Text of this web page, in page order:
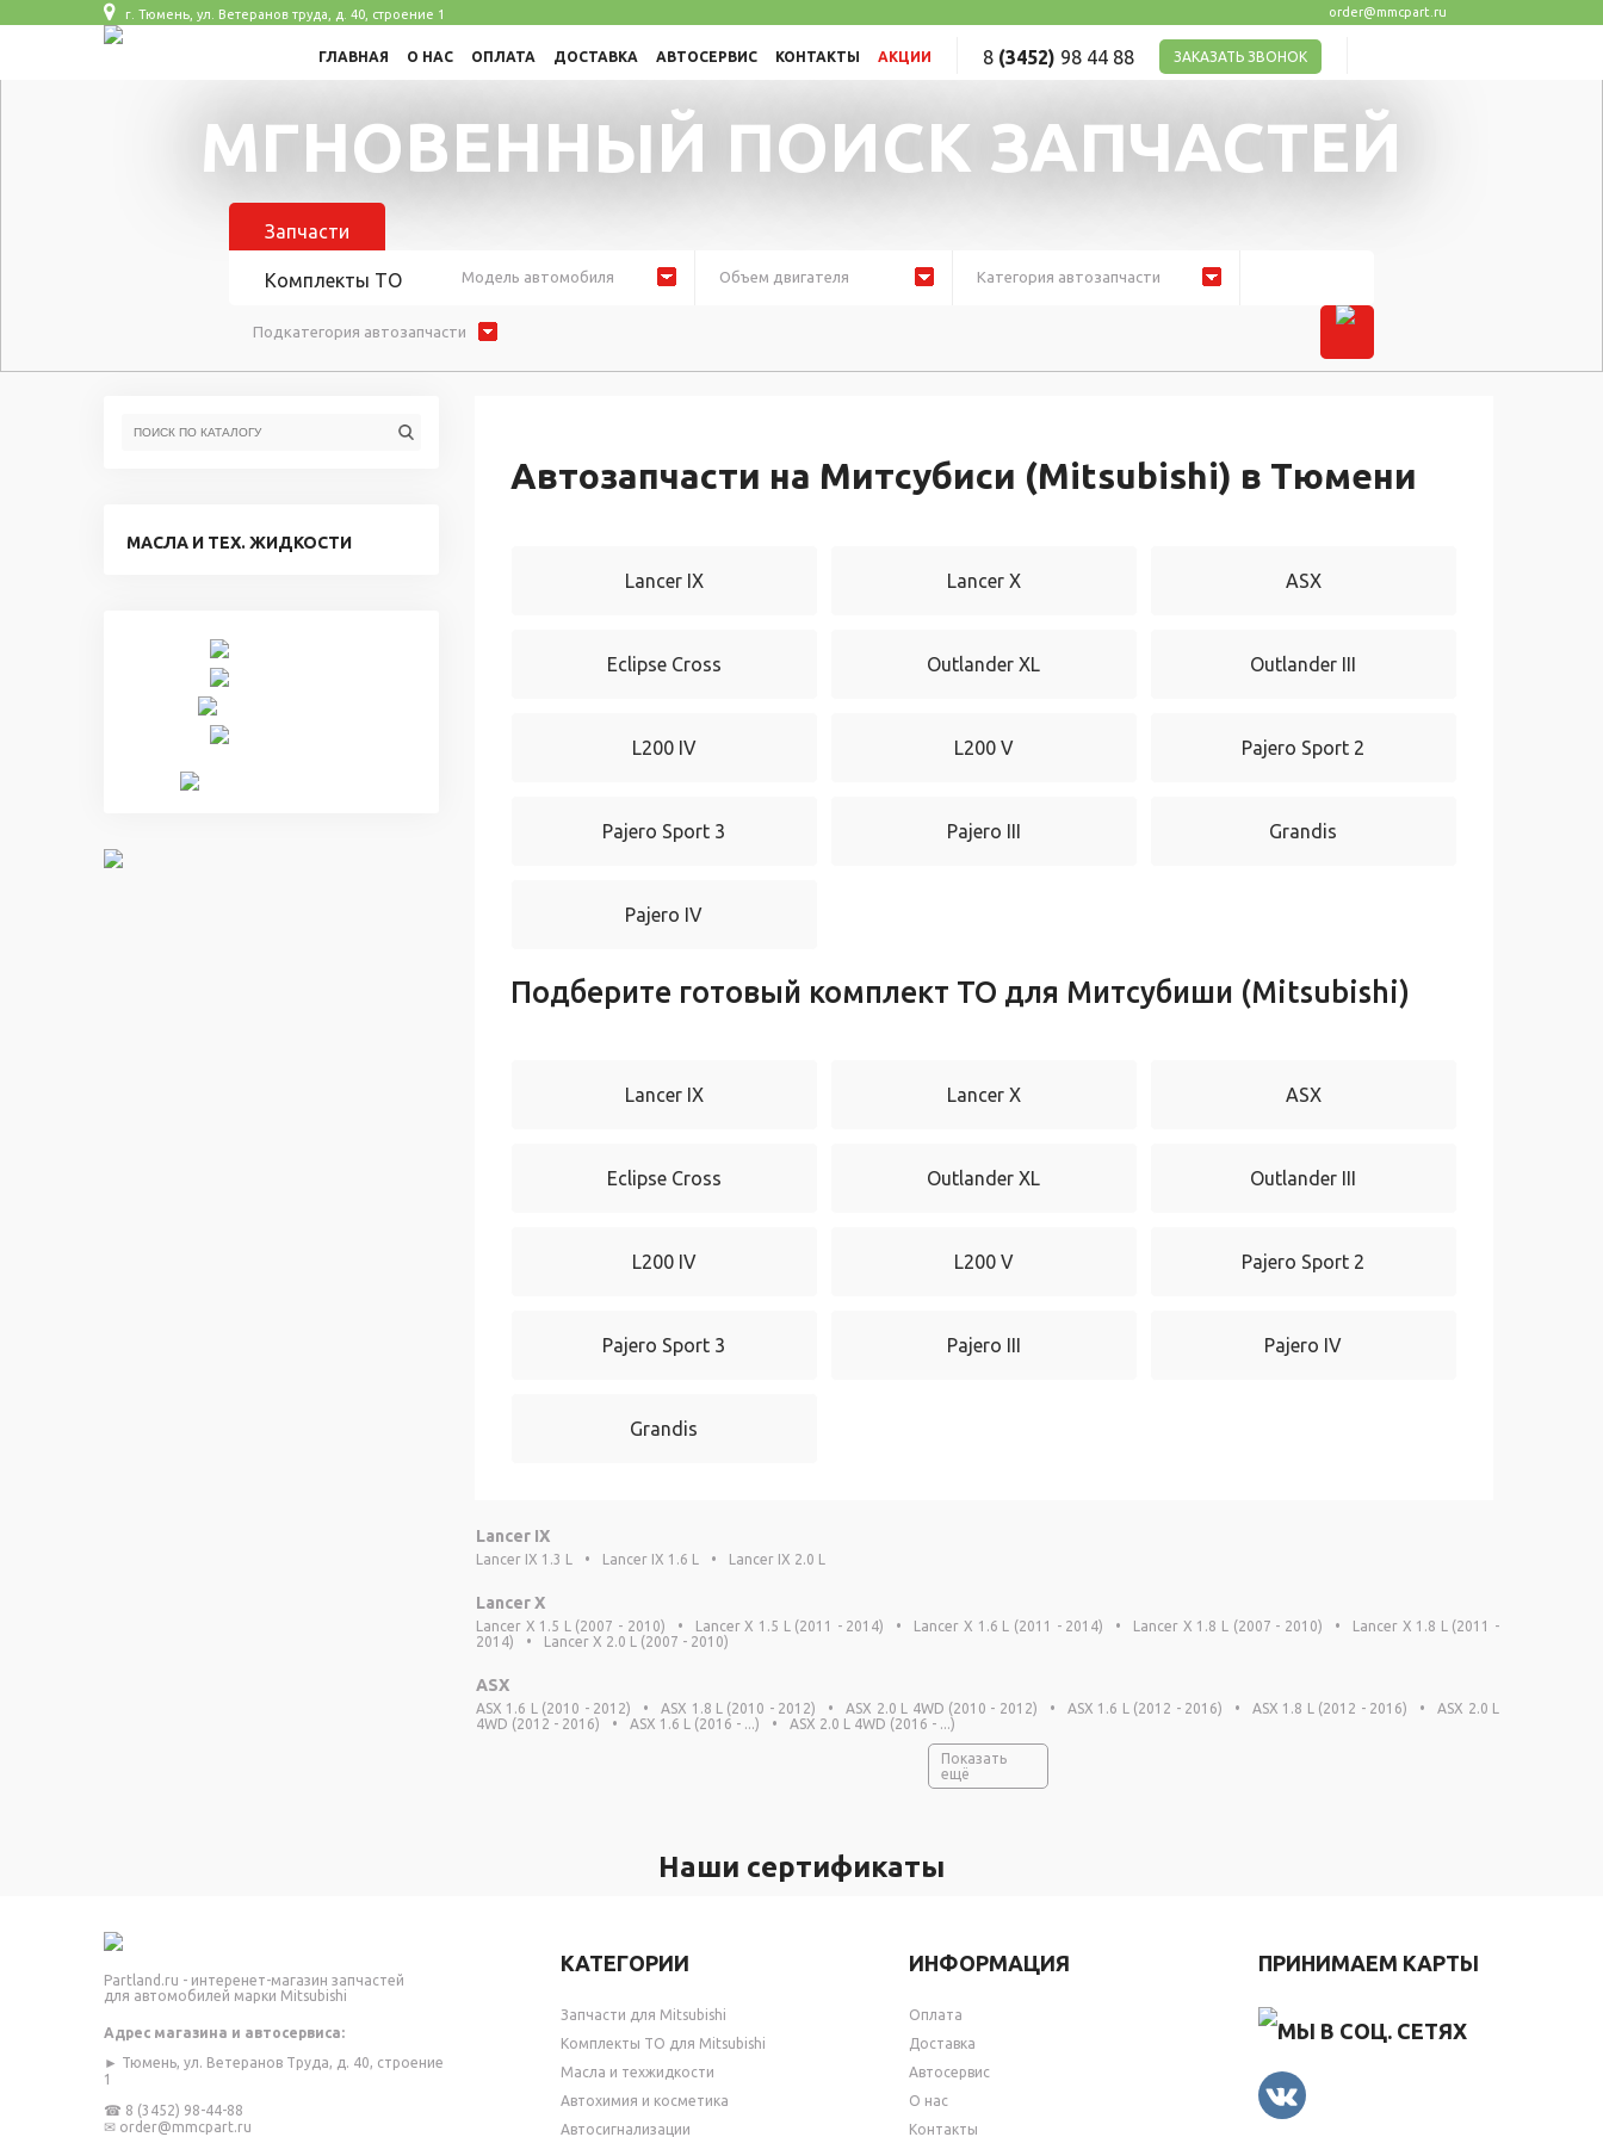
г. Тюмень, ул. Ветеранов труда, д. 40, строение 1 order@mmcpart.ru
ГЛАВНАЯ О НАС ОПЛАТА ДОСТАВКА АВТОСЕРВИС КОНТАКТЫ АКЦИИ 8 (3452) 98 44 88 ЗАКАЗАТЬ ЗВОНОК
МГНОВЕННЫЙ ПОИСК ЗАПЧАСТЕЙ
Запчасти
Комплекты ТО Модель автомобиля Объем двигателя Категория автозапчасти
Подкатегория автозапчасти
МАСЛА И ТЕХ. ЖИДКОСТИ
Автозапчасти на Митсубиси (Mitsubishi) в Тюмени
Lancer IX Lancer X ASX
Eclipse Cross Outlander XL Outlander III
L200 IV L200 V Pajero Sport 2
Pajero Sport 3 Pajero III Grandis
Pajero IV
Подберите готовый комплект ТО для Митсубиши (Mitsubishi)
Lancer IX Lancer X ASX
Eclipse Cross Outlander XL Outlander III
L200 IV L200 V Pajero Sport 2
Pajero Sport 3 Pajero III Pajero IV
Grandis
Lancer IX
Lancer IX 1.3 L • Lancer IX 1.6 L • Lancer IX 2.0 L
Lancer X
Lancer X 1.5 L (2007 - 2010) • Lancer X 1.5 L (2011 - 2014) • Lancer X 1.6 L (2011 - 2014) • Lancer X 1.8 L (2007 - 2010) •
Lancer X 1.8 L (2011 -
2014)
• Lancer X 2.0 L (2007 - 2010)
ASX
ASX 1.6 L (2010 - 2012) • ASX 1.8 L (2010 - 2012) • ASX 2.0 L 4WD (2010 - 2012) • ASX 1.6 L (2012 - 2016) • ASX 1.8 L (2012 - 2016) •
ASX 2.0 L
4WD (2012 - 2016)
• ASX 1.6 L (2016 - ...) • ASX 2.0 L 4WD (2016 - ...)
Показать
ещё
Наши сертификаты
Partland.ru - интеренет-магазин запчастей
для автомобилей марки Mitsubishi
Адрес магазина и автосервиса:
► Тюмень, ул. Ветеранов Труда, д. 40, строение
1
☎ 8 (3452) 98-44-88
✉ order@mmcpart.ru
КАТЕГОРИИ
Запчасти для Mitsubishi
Комплекты ТО для Mitsubishi
Масла и техжидкости
Автохимия и косметика
Автосигнализации
ИНФОРМАЦИЯ
Оплата
Доставка
Автосервис
О нас
Контакты
ПРИНИМАЕМ КАРТЫ
МЫ В СОЦ. СЕТЯХ